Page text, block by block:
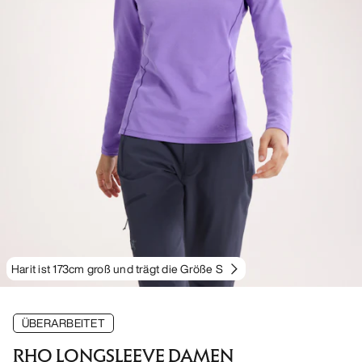
Harit ist 173cm groß und trägt die Größe S
ÜBERARBEITET
RHO LONGSLEEVE DAMEN